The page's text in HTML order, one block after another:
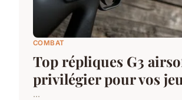
COMBAT
Top répliques G3
privilégier pour vos
...